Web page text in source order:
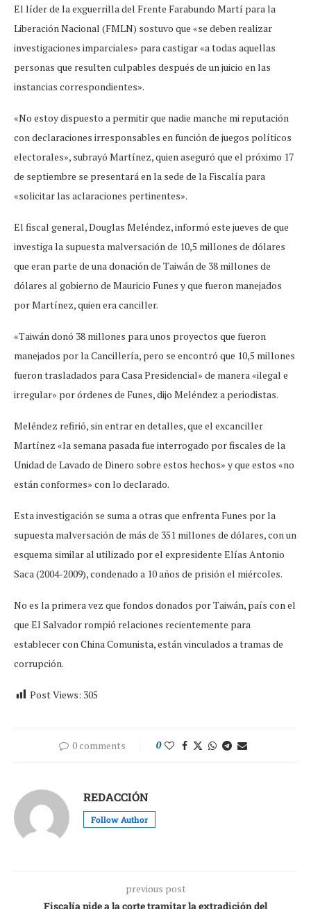
El líder de la exguerrilla del Frente Farabundo Martí para la
Liberación Nacional (FMLN) sostuvo que «se deben realizar
investigaciones imparciales» para castigar «a todas aquellas
personas que resulten culpables después de un juicio en las
instancias correspondientes».
«No estoy dispuesto a permitir que nadie manche mi reputación
con declaraciones irresponsables en función de juegos políticos
electorales», subrayó Martínez, quien aseguró que el próximo 17
de septiembre se presentará en la sede de la Fiscalía para
«solicitar las aclaraciones pertinentes».
El fiscal general, Douglas Meléndez, informó este jueves de que
investiga la supuesta malversación de 10,5 millones de dólares
que eran parte de una donación de Taiwán de 38 millones de
dólares al gobierno de Mauricio Funes y que fueron manejados
por Martínez, quien era canciller.
«Taiwán donó 38 millones para unos proyectos que fueron
manejados por la Cancillería, pero se encontró que 10,5 millones
fueron trasladados para Casa Presidencial» de manera «ilegal e
irregular» por órdenes de Funes, dijo Meléndez a periodistas.
Meléndez refirió, sin entrar en detalles, que el excanciller
Martínez «la semana pasada fue interrogado por fiscales de la
Unidad de Lavado de Dinero sobre estos hechos» y que estos «no
están conformes» con lo declarado.
Esta investigación se suma a otras que enfrenta Funes por la
supuesta malversación de más de 351 millones de dólares, con un
esquema similar al utilizado por el expresidente Elías Antonio
Saca (2004-2009), condenado a 10 años de prisión el miércoles.
No es la primera vez que fondos donados por Taiwán, país con el
que El Salvador rompió relaciones recientemente para
establecer con China Comunista, están vinculados a tramas de
corrupción.
Post Views: 305
0 comments 0
REDACCIÓN
Follow Author
previous post
Fiscalía pide a la corte tramitar la extradición del